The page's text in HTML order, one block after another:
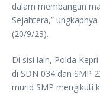
dalam membangun
Sejahtera,”
(20/9/23).
Di sisi lain, Polda
di SDN 034 dan SMP
murid SMP mengikuti